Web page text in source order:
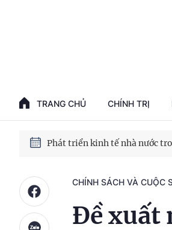
TRANG CHỦ CHÍNH TRỊ
Phát triển nhà ở cho thuê -
Phát triển kinh tế nhà nước
CHÍNH SÁCH VÀ CUỘC
Đề xuất